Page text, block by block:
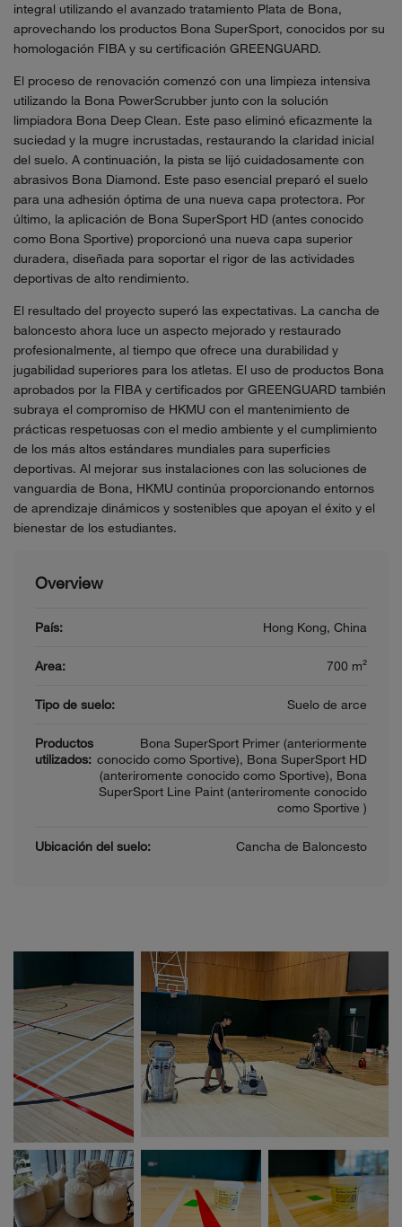
integral utilizando el avanzado tratamiento Plata de Bona,
aprovechando los productos Bona SuperSport, conocidos por su
homologación FIBA y su certificación GREENGUARD.
El proceso de renovación comenzó con una limpieza intensiva
utilizando la Bona PowerScrubber junto con la solución
limpiadora Bona Deep Clean. Este paso eliminó eficazmente la
suciedad y la mugre incrustadas, restaurando la claridad inicial
del suelo. A continuación, la pista se lijó cuidadosamente con
abrasivos Bona Diamond. Este paso esencial preparó el suelo
para una adhesión óptima de una nueva capa protectora. Por
último, la aplicación de Bona SuperSport HD (antes conocido
como Bona Sportive) proporcionó una nueva capa superior
duradera, diseñada para soportar el rigor de las actividades
deportivas de alto rendimiento.
El resultado del proyecto superó las expectativas. La cancha de
baloncesto ahora luce un aspecto mejorado y restaurado
profesionalmente, al tiempo que ofrece una durabilidad y
jugabilidad superiores para los atletas. El uso de productos Bona
aprobados por la FIBA y certificados por GREENGUARD también
subraya el compromiso de HKMU con el mantenimiento de
prácticas respetuosas con el medio ambiente y el cumplimiento
de los más altos estándares mundiales para superficies
deportivas. Al mejorar sus instalaciones con las soluciones de
vanguardia de Bona, HKMU continúa proporcionando entornos
de aprendizaje dinámicos y sostenibles que apoyan el éxito y el
bienestar de los estudiantes.
Overview
País: Hong Kong, China
Area: 700 m²
Tipo de suelo: Suelo de arce
Productos
utilizados:
Bona SuperSport Primer (anteriormente
conocido como Sportive), Bona SuperSport HD
(anteriromente conocido como Sportive), Bona
SuperSport Line Paint (anteriromente conocido
como Sportive )
Ubicación del suelo: Cancha de Baloncesto